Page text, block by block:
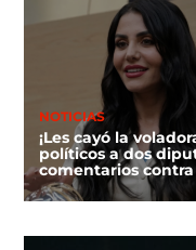
NOTICIAS
¡Les cayó la
políticos a dos
comentarios